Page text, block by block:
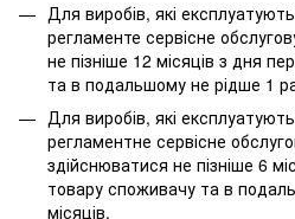
Для виробів, які
регламенте сервісне
не пізніше 12 місяців з дня
та в подальшому не рідше 1
Для виробів, які
регламентне сервісне
здійснюватися не пізніше 6
товару споживачу та в
місяців.